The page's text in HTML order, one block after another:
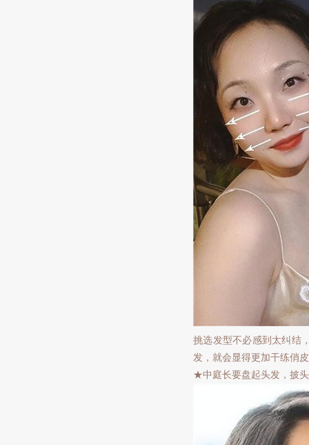
挑选发型不必感到太纠结
发，就会显得更加干练俏
★中庭长要盘起头发，披